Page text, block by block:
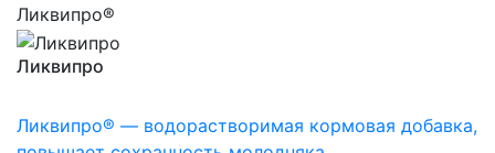
Ликвипро®
Ликвипро
Ликвипро® — водорастворимая кормовая добавка,